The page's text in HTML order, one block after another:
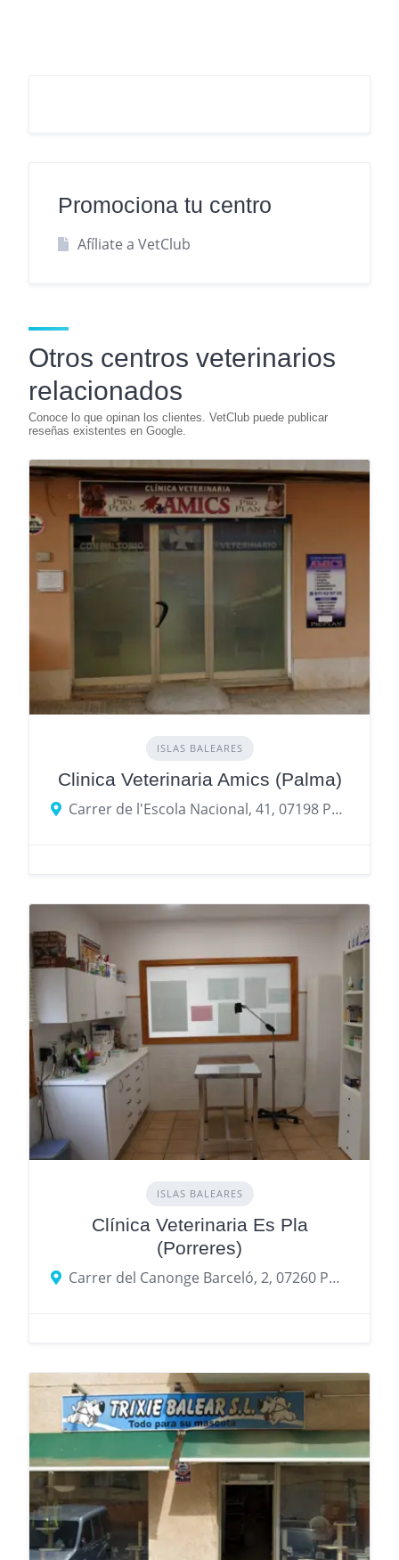
Promociona tu centro
Afíliate a VetClub
Otros centros veterinarios
relacionados
ISLAS BALEARES
Clinica Veterinaria Amics (Palma)
Carrer de l'Escola Nacional, 41, 07198 Palma, Illes Balears, España
ISLAS BALEARES
Clínica Veterinaria Es Pla
(Porreres)
Carrer del Canonge Barceló, 2, 07260 Porreres, Illes Balears, España